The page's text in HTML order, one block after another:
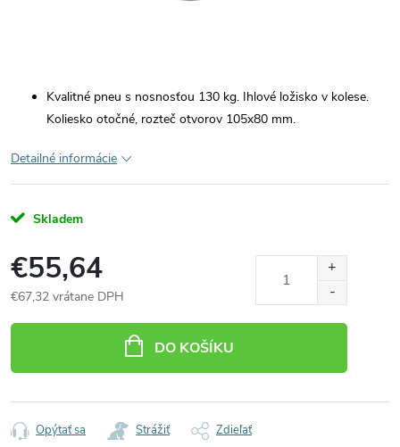
Kvalitné pneu s nosnosťou 130 kg. Ihlové ložisko v kolese.
Koliesko otočné, rozteč otvorov 105x80 mm.
Detailné informácie
Skladem
€55,64
€67,32 vrátane DPH
DO KOŠÍKU
Opýtať sa Strážiť Zdieľať